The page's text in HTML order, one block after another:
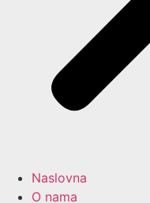
Naslovna
O nama